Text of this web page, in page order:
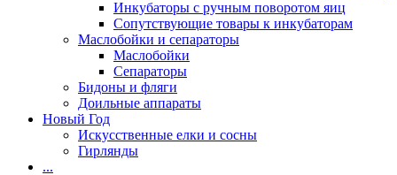
Инкубаторы с ручным поворотом яиц
Сопутствующие товары к инкубаторам
Маслобойки и сепараторы
Маслобойки
Сепараторы
Бидоны и фляги
Доильные аппараты
Новый Год
Искусственные елки и сосны
Гирлянды
...